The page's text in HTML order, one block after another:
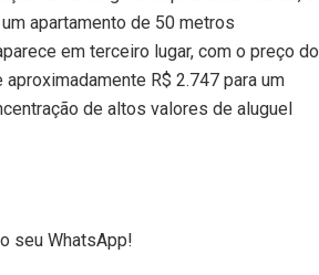
apartamento de 50 metros
em terceiro lugar, com o preço do
R$ 2.747 para um
de altos valores de aluguel
seu WhatsApp!